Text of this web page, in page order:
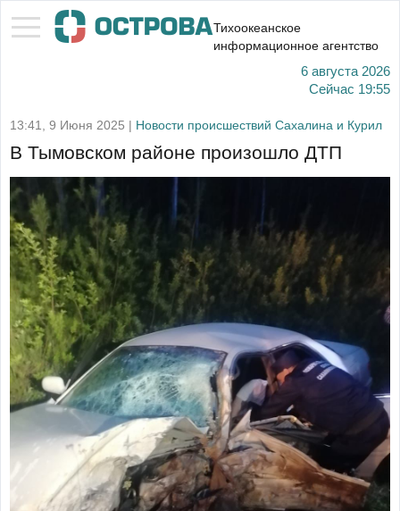
Тихоокеанское
информационное агентство
6 августа 2026
Сейчас 19:55
13:41, 9 Июня 2025 | Новости происшествий Сахалина и Курил
В Тымовском районе произошло ДТП